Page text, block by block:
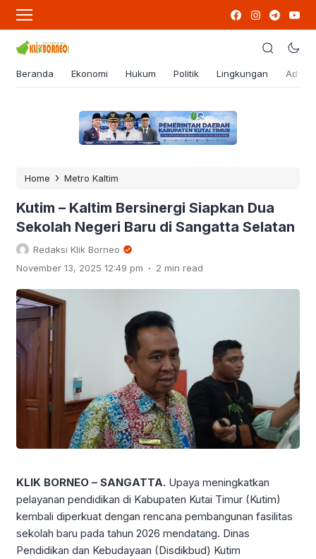
Beranda Ekonomi Hukum Politik Lingkungan
Home › Metro Kaltim
Kutim – Kaltim Bersinergi Siapkan Dua
Sekolah Negeri Baru di Sangatta Selatan
Redaksi Klik Borneo
November 13, 2025 12:49 pm . 2 min read
KLIK BORNEO – SANGATTA. Upaya meningkatkan
pelayanan pendidikan di Kabupaten Kutai Timur (Kutim)
kembali diperkuat dengan rencana pembangunan fasilitas
sekolah baru pada tahun 2026 mendatang. Dinas
Pendidikan dan Kebudayaan (Disdikbud) Kutim